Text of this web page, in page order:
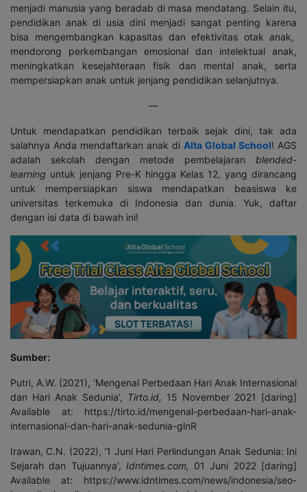
menjadi manusia yang beradab di masa mendatang. Selain itu,
pendidikan anak di usia dini menjadi sangat penting karena
bisa mengembangkan kapasitas dan efektivitas otak anak,
mendorong perkembangan emosional dan intelektual anak,
meningkatkan kesejahteraan fisik dan mental anak, serta
mempersiapkan anak untuk jenjang pendidikan selanjutnya.
—
Untuk mendapatkan pendidikan terbaik sejak dini, tak ada
salahnya Anda mendaftarkan anak di Alta Global School! AGS
adalah sekolah dengan metode pembelajaran blended-
learning untuk jenjang Pre-K hingga Kelas 12, yang dirancang
untuk mempersiapkan siswa mendapatkan beasiswa ke
universitas terkemuka di Indonesia dan dunia. Yuk, daftar
dengan isi data di bawah ini!
Sumber:
Putri, A.W. (2021), ‘Mengenal Perbedaan Hari Anak Internasional
dan Hari Anak Sedunia’, Tirto.id, 15 November 2021 [daring]
Available at: https://tirto.id/mengenal-perbedaan-hari-anak-
internasional-dan-hari-anak-sedunia-glnR
Irawan, C.N. (2022), ‘1 Juni Hari Perlindungan Anak Sedunia: Ini
Sejarah dan Tujuannya’, Idntimes.com, 01 Juni 2022 [daring]
Available at: https://www.idntimes.com/news/indonesia/seo-